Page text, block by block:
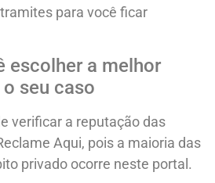
para você ficar
escolher a melhor
seu caso
verificar a reputação das
Aqui, pois a maioria das
privado ocorre neste portal.